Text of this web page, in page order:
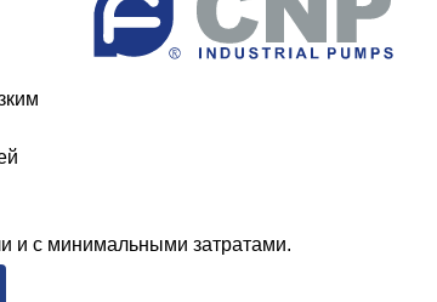
и с минимальными затратами.